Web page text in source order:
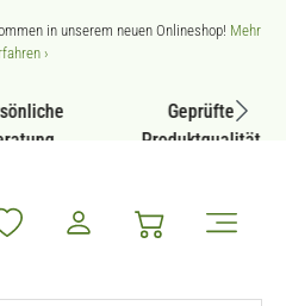
in unserem neuen Onlineshop! Mehr
›
Geprüfte
Produktqualität